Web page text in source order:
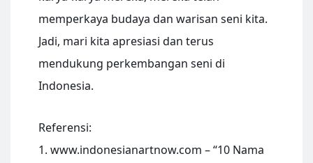
memperkaya budaya dan warisan seni kita.
Jadi, mari kita apresiasi dan terus
mendukung perkembangan seni di
Indonesia.
Referensi:
1. www.indonesianartnow.com – “10 Nama